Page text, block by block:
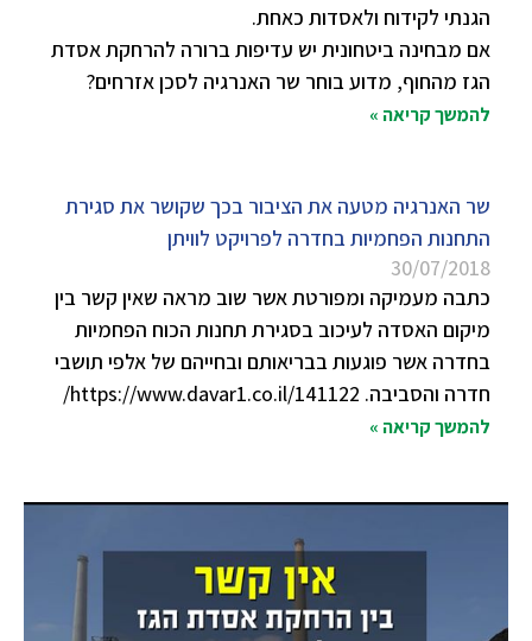
הגנתי לקידוח ולאסדות כאחת.
אם מבחינה ביטחונית יש עדיפות ברורה להרחקת אסדת
הגז מהחוף, מדוע בוחר שר האנרגיה לסכן אזרחים?
להמשך קריאה »
שר האנרגיה מטעה את הציבור בכך שקושר את סגירת
התחנות הפחמיות בחדרה לפרויקט לוויתן
30/07/2018
כתבה מעמיקה ומפורטת אשר שוב מראה שאין קשר בין
מיקום האסדה לעיכוב בסגירת תחנות הכוח הפחמיות
בחדרה אשר פוגעות בבריאותם ובחייהם של אלפי תושבי
חדרה והסביבה. https://www.davar1.co.il/141122/
להמשך קריאה »